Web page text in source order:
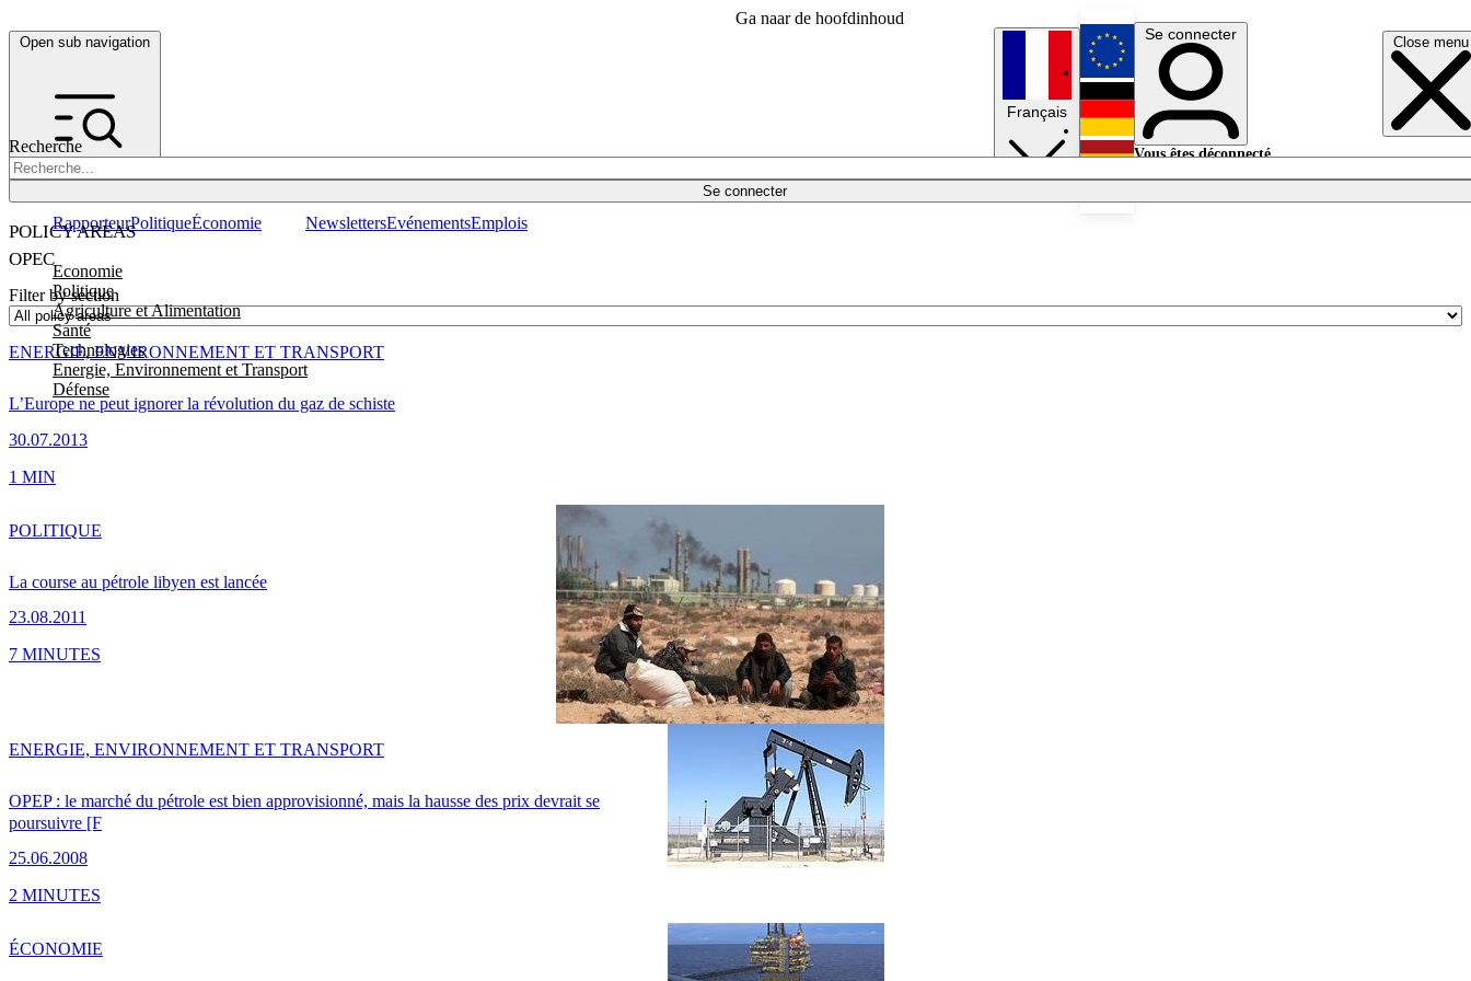
Ga naar de hoofdinhoud
Open sub navigation Close menu
Recherche
Se connecter
POLICY AREAS
Economie
Politique
Agriculture et Alimentation
Santé
Technologies
Energie, Environnement et Transport
Défense
RapporteurPolitiqueÉconomie NewslettersEvénementsEmplois
Français
English
Deutsch
Se connecter
Vous êtes déconnecté.
OPEC
Filter by section
L’Europe ne peut ignorer la révolution du gaz de schiste
30.07.2013
ENERGIE, ENVIRONNEMENT ET TRANSPORT
1 MIN
La course au pétrole libyen est lancée
23.08.2011
POLITIQUE
7 MINUTES
OPEP : le marché du pétrole est bien approvisionné, mais la hausse des prix devrait se
poursuivre [F
25.06.2008
ENERGIE, ENVIRONNEMENT ET TRANSPORT
2 MINUTES
ÉCONOMIE